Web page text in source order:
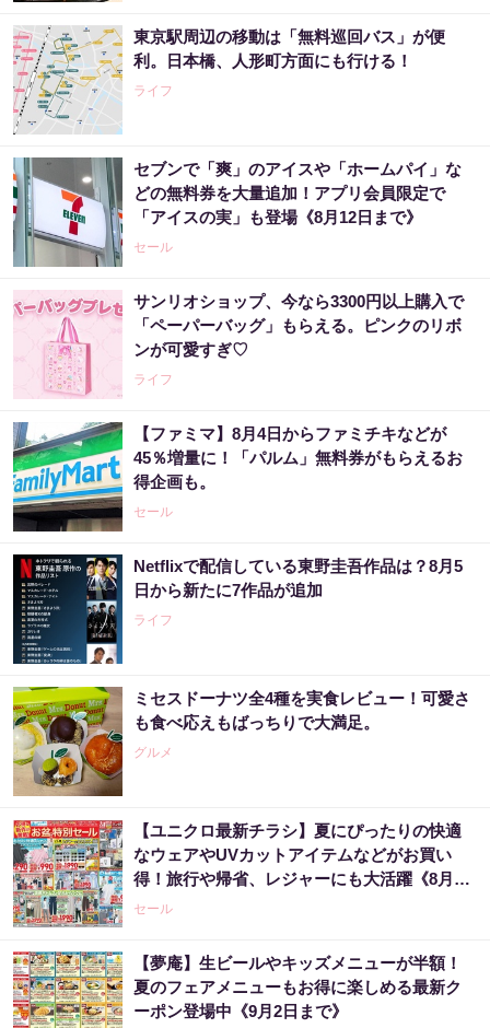
東京駅周辺の移動は「無料巡回バス」が便
利。日本橋、人形町方面にも行ける！
ライフ
セブンで「爽」のアイスや「ホームパイ」な
どの無料券を大量追加！アプリ会員限定で
「アイスの実」も登場《8月12日まで》
セール
サンリオショップ、今なら3300円以上購入で
「ペーパーバッグ」もらえる。ピンクのリボ
ンが可愛すぎ♡
ライフ
【ファミマ】8月4日からファミチキなどが
45％増量に！「パルム」無料券がもらえるお
得企画も。
セール
Netflixで配信している東野圭吾作品は？8月5
日から新たに7作品が追加
ライフ
ミセスドーナツ全4種を実食レビュー！可愛さ
も食べ応えもばっちりで大満足。
グルメ
【ユニクロ最新チラシ】夏にぴったりの快適
なウェアやUVカットアイテムなどがお買い
得！旅行や帰省、レジャーにも大活躍《8月13
日まで》
セール
【夢庵】生ビールやキッズメニューが半額！
夏のフェアメニューもお得に楽しめる最新ク
ーポン登場中《9月2日まで》